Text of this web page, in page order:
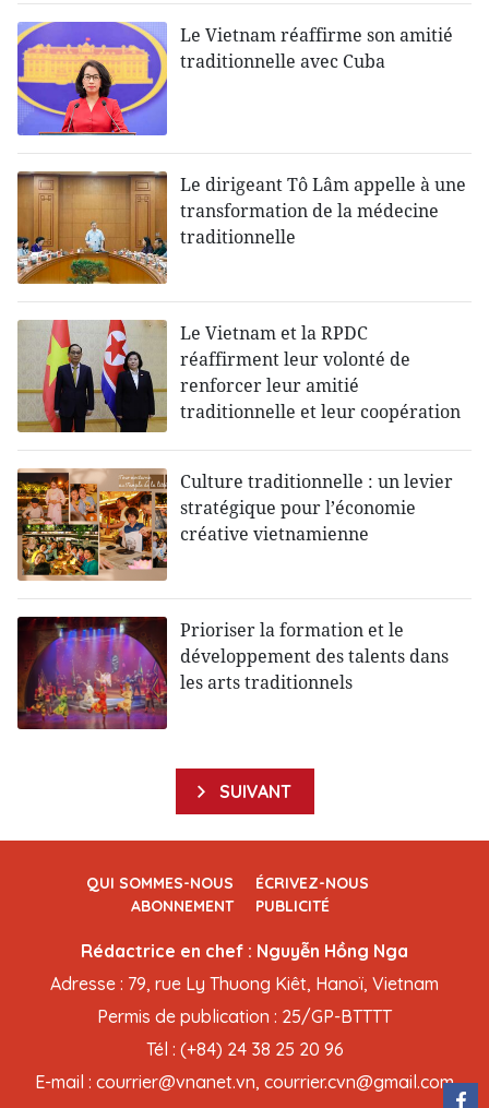
Le Vietnam réaffirme son amitié
traditionnelle avec Cuba
Le dirigeant Tô Lâm appelle à une
transformation de la médecine
traditionnelle
Le Vietnam et la RPDC
réaffirment leur volonté de
renforcer leur amitié
traditionnelle et leur coopération
Culture traditionnelle : un levier
stratégique pour l’économie
créative vietnamienne
Prioriser la formation et le
développement des talents dans
les arts traditionnels
SUIVANT
QUI SOMMES-NOUS
ÉCRIVEZ-NOUS
ABONNEMENT
PUBLICITÉ
Rédactrice en chef : Nguyễn Hồng Nga
Adresse : 79, rue Ly Thuong Kiêt, Hanoï, Vietnam
Permis de publication : 25/GP-BTTTT
Tél : (+84) 24 38 25 20 96
E-mail : courrier@vnanet.vn, courrier.cvn@gmail.com